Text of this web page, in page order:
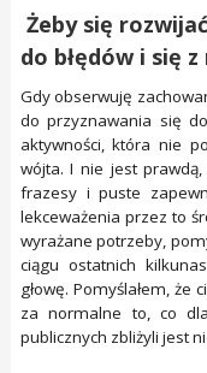
Żeby się
do błędów i się
Gdy obserwuję
do przyznawania się
aktywności, która nie
wójta. I nie jest
frazesy i puste
lekceważenia przez to
wyrażane potrzeby,
ciągu ostatnich
głowę. Pomyślałem,
za normalne to, co
publicznych zbliżyli jest